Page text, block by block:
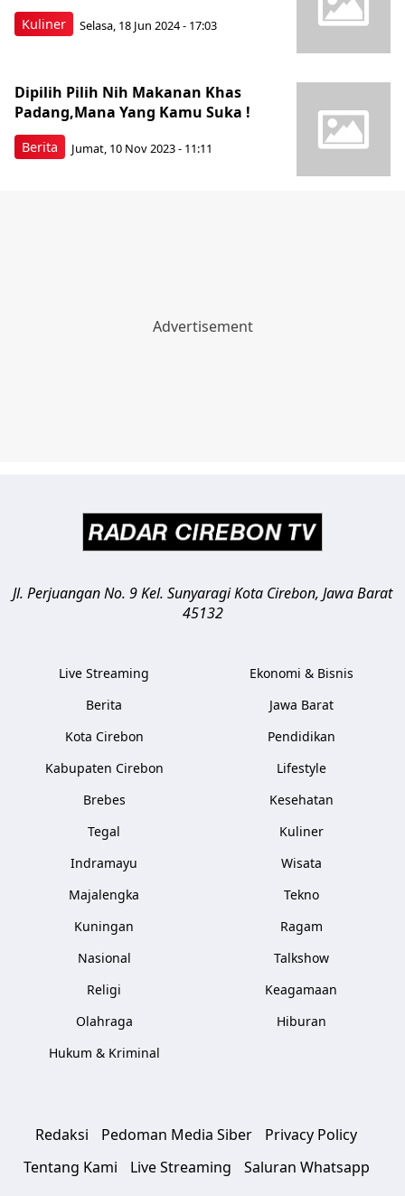
Kuliner Selasa, 18 Jun 2024 - 17:03
Berita
Dipilih Pilih Nih Makanan Khas
Padang,Mana Yang Kamu Suka !
Jumat, 10 Nov 2023 - 11:11
Jl. Perjuangan No. 9 Kel. SunyaragiKota Cirebon, Jawa Barat
45132
Live Streaming
Berita
Kota Cirebon
Kabupaten Cirebon
Brebes
Tegal
Indramayu
Majalengka
Kuningan
Nasional
Religi
Olahraga
Hukum & Kriminal
Ekonomi & Bisnis
Jawa Barat
Pendidikan
Lifestyle
Kesehatan
Kuliner
Wisata
Tekno
Ragam
Talkshow
Keagamaan
Hiburan
Redaksi Pedoman Media Siber
Privacy Policy
Tentang Kami
Live Streaming Saluran Whatsapp